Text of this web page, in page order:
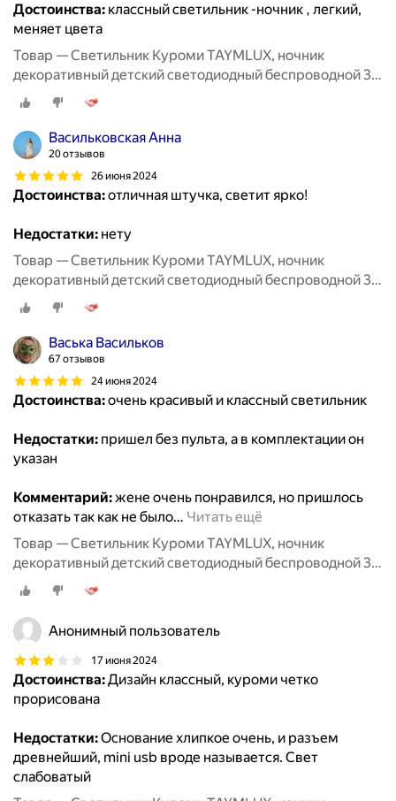
Достоинства: классный светильник -ночник , легкий,
меняет цвета
Товар — Светильник Куроми TAYMLUX, ночник
декоративный детский светодиодный беспроводной 3д,
3d неоновый настольный на батарейках аниме 7 цветов
Васильковская Анна
20 отзывов
26 июня 2024
Достоинства:отличная штучка, светит ярко!
Недостатки: нету
Товар — Светильник Куроми TAYMLUX, ночник
декоративный детский светодиодный беспроводной 3д,
3d неоновый настольный на батарейках аниме 7 цветов
Васька Васильков
67 отзывов
24 июня 2024
Достоинства:очень красивый и классный светильник
Недостатки: пришел без пульта, а в комплектации он
указан
Комментарий:жене очень понравился, но пришлось
отказать так как не было… Читать ещё
Товар — Светильник Куроми TAYMLUX, ночник
декоративный детский светодиодный беспроводной 3д,
3d неоновый настольный на батарейках аниме 7 цветов
Анонимный пользователь
17 июня 2024
Достоинства:Дизайн классный, куроми четко
прорисована
Недостатки:Основание хлипкое очень, и разъем
древнейший, mini usb вроде называется. Свет
слабоватый